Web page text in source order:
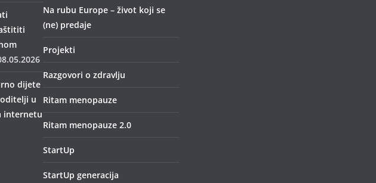
dijete
u
internetu
Na rubu Europe – život koji se
(ne) predaje
Projekti
Razgovori o zdravlju
Ritam menopauze
Ritam menopauze 2.0
StartUp
StartUp generacija